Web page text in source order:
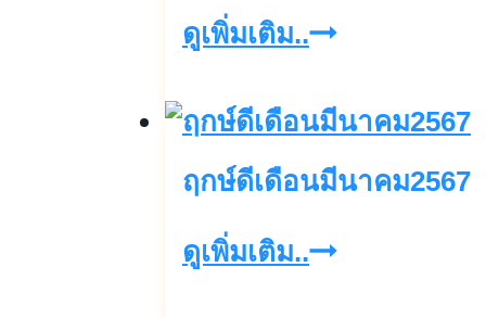
ดูเพิ่มเติม..ฤกษ์
เดือน
เมษายน2567
ฤกษ์ดีเดือนมีนาคม2567
ดูเพิ่มเติม..ฤกษ์